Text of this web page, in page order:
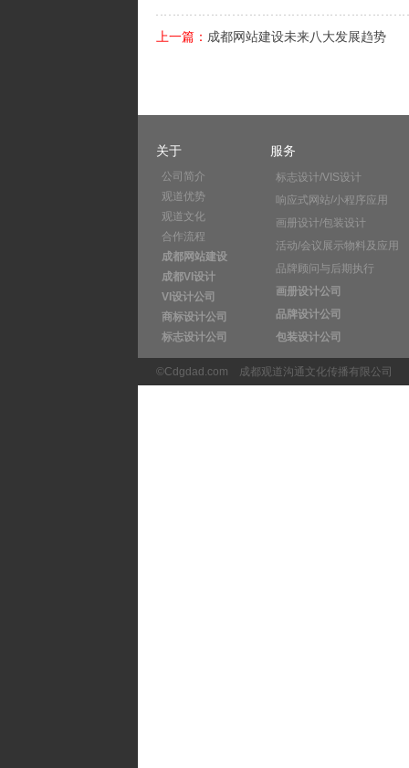
上一篇： 成都网站建设未来八大发展趋势
关于
公司简介
观道优势
观道文化
合作流程
成都网站建设
成都VI设计
VI设计公司
商标设计公司
标志设计公司
服务
标志设计/VIS设计
响应式网站/小程序应用
画册设计/包装设计
活动/会议展示物料及应用
品牌顾问与后期执行
画册设计公司
品牌设计公司
包装设计公司
©Cdgdad.com 成都观道沟通文化传播有限公司